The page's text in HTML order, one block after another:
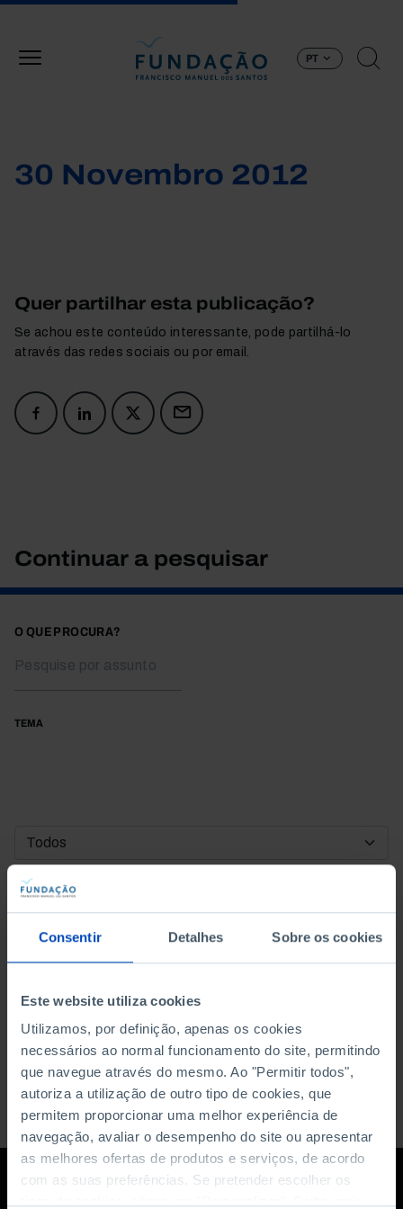
Consentir Detalhes Sobre os cookies
Este website utiliza cookies
Utilizamos, por definição, apenas os cookies
necessários ao normal funcionamento do site, permitindo
que navegue através do mesmo. Ao "Permitir todos",
autoriza a utilização de outro tipo de cookies, que
permitem proporcionar uma melhor experiência de
navegação, avaliar o desempenho do site ou apresentar
as melhores ofertas de produtos e serviços, de acordo
com as suas preferências. Se pretender escolher os
PT
30 Novembro 2012
Quer partilhar esta publicação?
Se achou este conteúdo interessante, pode partilhá-lo
através das redes sociais ou por email.
Continuar a pesquisar
O QUE PROCURA?
TEMA
DATA DE INÍCIO
DATA DE FIM